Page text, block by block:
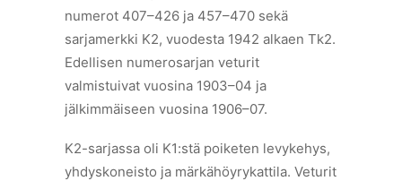
numerot 407–426 ja 457–470 sekä
sarjamerkki K2, vuodesta 1942 alkaen Tk2.
Edellisen numerosarjan veturit
valmistuivat vuosina 1903–04 ja
jälkimmäiseen vuosina 1906–07.
K2-sarjassa oli K1:stä poiketen levykehys,
yhdyskoneisto ja märkähöyrykattila. Veturit